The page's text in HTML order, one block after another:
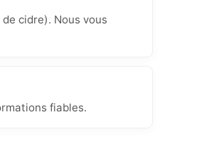
cidre). Nous vous
fiables.